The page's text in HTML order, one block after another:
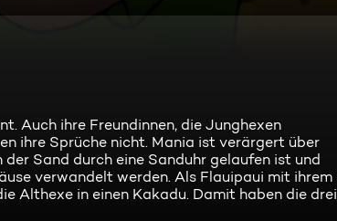
Auch ihre Freundinnen, die Junghexen
ihre Sprüche nicht. Mania ist verärgert über
Sand durch eine Sanduhr gelaufen ist und
verwandelt werden. Als Flauipaui mit ihrem
Althexe in einen Kakadu. Damit haben die drei